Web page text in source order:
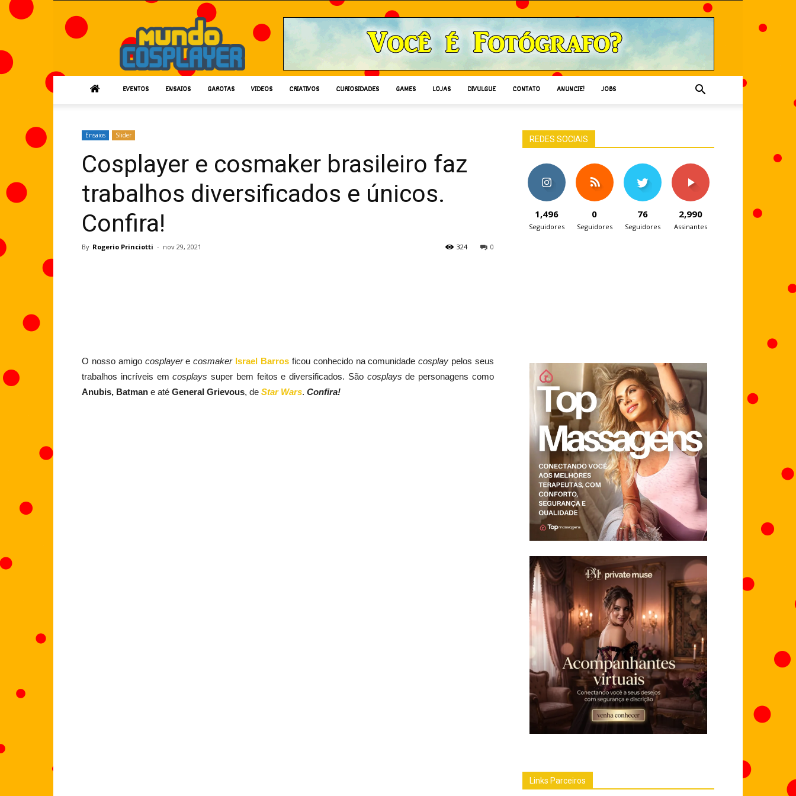
Cosplayer
EVENTOS ENSAIOS GAROTAS VIDEOS CRIATIVOS CURIOSIDADES GAMES LOJAS DIVULGUE CONTATO ANUNCIE! JOBS
Ensaios Slider
Cosplayer e cosmaker brasileiro faz
trabalhos diversificados e únicos.
Confira!
By Rogerio Princiotti - nov 29, 2021 0
324
O nosso amigo cosplayerecosmaker Israel Barros ficou conhecido na comunidadecosplay pelos seus
trabalhos incríveis emcosplays super bem feitos e diversificados. São cosplays de personagens como
Anubis, Batman e até General Grievous, de Star Wars. Confira!
REDES SOCIAIS
1,496
Seguidores
0
Seguidores
76
Seguidores
2,990
Assinantes
Links Parceiros